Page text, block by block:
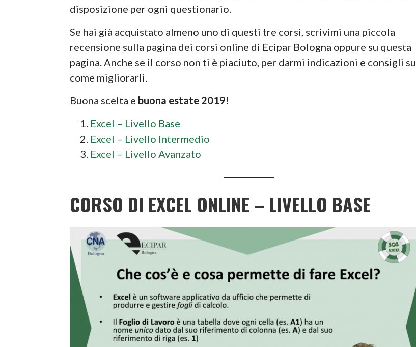
disposizione per ogni questionario.
Se hai già acquistato almeno uno di questi tre corsi, scrivimi una piccola
recensione sulla pagina dei corsi online di Ecipar Bologna oppure su questa
pagina. Anche se il corso non ti è piaciuto, per darmi indicazioni e consigli su
come migliorarli.
Buona scelta e buona estate 2019!
Excel – Livello Base
Excel – Livello Intermedio
Excel – Livello Avanzato
CORSO DI EXCEL ONLINE – LIVELLO BASE